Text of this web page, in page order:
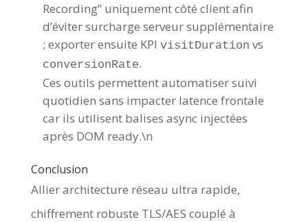
Recording” uniquement côté client afin
d’éviter surcharge serveur supplémentaire
; exporter ensuite KPI visitDuration vs
conversionRate.
Ces outils permettent automatiser suivi
quotidien sans impacter latence frontale
car ils utilisent balises async injectées
après DOM ready.\n
Conclusion
Allier architecture réseau ultra rapide,
chiffrement robuste TLS/AES couplé à